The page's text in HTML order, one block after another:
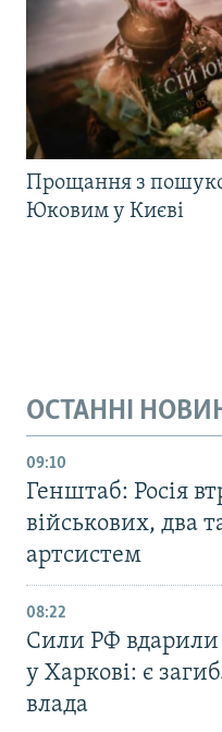
Прощання з
Юковим у Києві
ОСТАННІ
09:10
Генштаб: Росія
військових, два
артсистем
08:22
Сили РФ вдарили
у Харкові: є
влада